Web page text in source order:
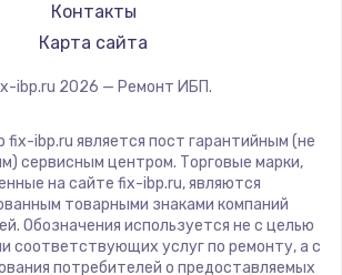
Контакты
Карта сайта
ibp.ru 2026 — Ремонт ИБП.
fix-ibp.ru является пост гарантийным (не
сервисным центром. Торговые марки,
на сайте fix-ibp.ru, являются
товарными знаками компаний
Обозначения используется не с целью
соответствующих услуг по ремонту, а с
потребителей о предоставляемых